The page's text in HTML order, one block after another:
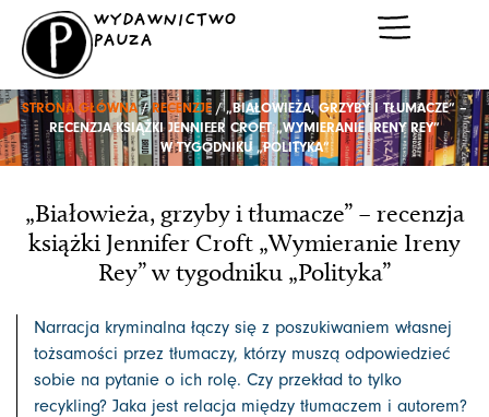
Przejdź
treści
WYDAWNICTWO
PAUZA
STRONA GŁÓWNA/RECENZJE / „BIAŁOWIEŻA, GRZYBY I TŁUMACZE” –
RECENZJA KSIĄŻKI JENNIFER CROFT „WYMIERANIE IRENY REY”
W TYGODNIKU „POLITYKA”
„Białowieża, grzyby i tłumacze” – recenzja
książki Jennifer Croft „Wymieranie Ireny
Rey” w tygodniku „Polityka”
Narracja kryminalna łączy się z poszukiwaniem własnej
tożsamości przez tłumaczy, którzy muszą odpowiedzieć
sobie na pytanie o ich rolę. Czy przekład to tylko
recykling? Jaka jest relacja między tłumaczem i autorem?